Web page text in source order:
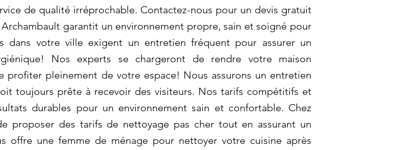
de qualité irréprochable. Contactez-nous pour un devis gratuit
garantit un environnement propre, sain et soigné pour
dans votre ville exigent un entretien fréquent pour assurer un
Nos experts se chargeront de rendre votre maison
profiter pleinement de votre espace! Nous assurons un entretien
toujours prête à recevoir des visiteurs. Nos tarifs compétitifs et
durables pour un environnement sain et confortable. Chez
proposer des tarifs de nettoyage pas cher tout en assurant un
offre une femme de ménage pour nettoyer votre cuisine après